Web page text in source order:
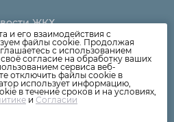
ЖКХ
компании
оплатить
Дома
информации
и его взаимодействия с
файлы cookie. Продолжая
с использованием
согласие на обработку ваших
сервиса веб-
отключить файлы cookie в
использует информацию,
в течение сроков и на условиях,
и Согласии